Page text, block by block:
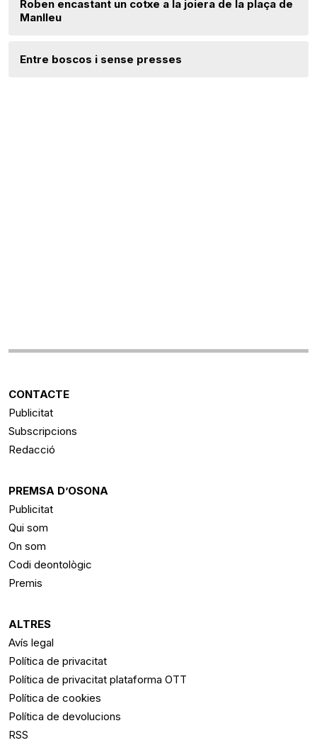
Roben encastant un cotxe a la joiera de la plaça de
Manlleu
Entre boscos i sense presses
CONTACTE
Publicitat
Subscripcions
Redacció
PREMSA D’OSONA
Publicitat
Qui som
On som
Codi deontològic
Premis
ALTRES
Avís legal
Política de privacitat
Política de privacitat plataforma OTT
Política de cookies
Política de devolucions
RSS